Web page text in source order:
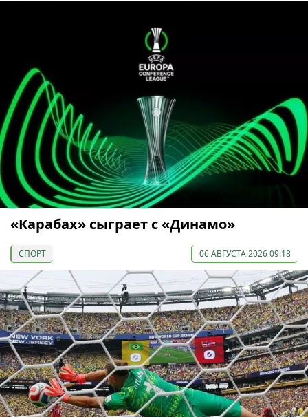
«Карабах» сыграет с «Динамо»
СПОРТ 06 АВГУСТА 2026 09:18